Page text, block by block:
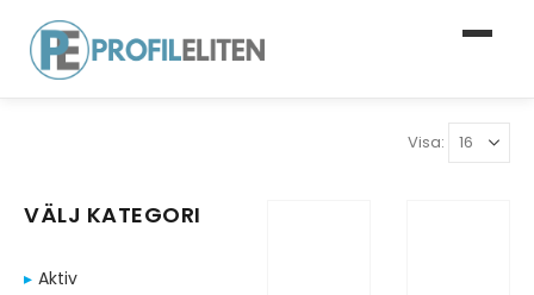
Visa:
VÄLJ KATEGORI
Aktiv